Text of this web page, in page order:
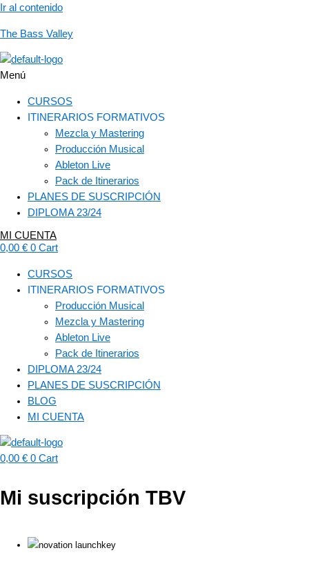
Ir al contenido
The Bass Valley
Menú
CURSOS
ITINERARIOS FORMATIVOS
Mezcla y Mastering
Producción Musical
Ableton Live
Pack de Itinerarios
PLANES DE SUSCRIPCIÓN
DIPLOMA 23/24
MI CUENTA
0,00 € 0 Cart
CURSOS
ITINERARIOS FORMATIVOS
Producción Musical
Mezcla y Mastering
Ableton Live
Pack de Itinerarios
DIPLOMA 23/24
PLANES DE SUSCRIPCIÓN
BLOG
MI CUENTA
0,00 € 0 Cart
Mi suscripción TBV